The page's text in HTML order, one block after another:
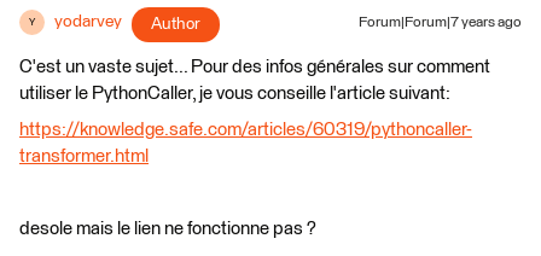
Y yodarvey Author Forum|Forum|7 years ago
C'est un vaste sujet... Pour des infos générales sur comment
utiliser le PythonCaller, je vous conseille l'article suivant:
https://knowledge.safe.com/articles/60319/pythoncaller-
transformer.html
desole mais le lien ne fonctionne pas ?